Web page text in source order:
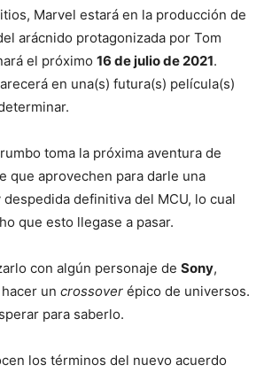
Marvel estará en la producción de
arácnido protagonizada por Tom
el próximo 16 de julio de 2021.
en una(s) futura(s) película(s)
toma la próxima aventura de
que aprovechen para darle una
definitiva del MCU, lo cual
que esto llegase a pasar.
con algún personaje de Sony,
un crossover épico de universos.
para saberlo.
los términos del nuevo acuerdo